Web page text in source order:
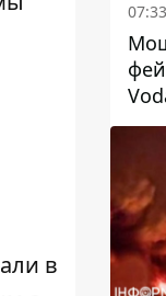
в
07:33